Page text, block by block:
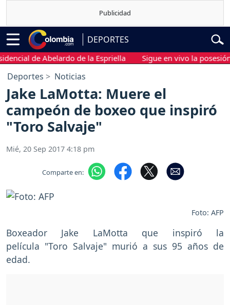
DEPORTES
de Abelardo de la Espriella Sigue en vivo la posesión
Deportes Noticias
Jake LaMotta: Muere el
campeón de boxeo que inspiró
"Toro Salvaje"
Mié, 20 Sep 2017 4:18 pm
Comparte en:
Foto: AFP
Boxeador Jake LaMotta que inspiró la
película "Toro Salvaje" murió a sus 95 años de
edad.